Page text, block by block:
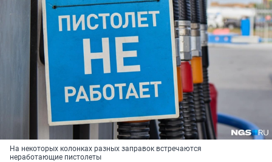
На некоторых колонках разных заправок встречаются
неработающие пистолеты